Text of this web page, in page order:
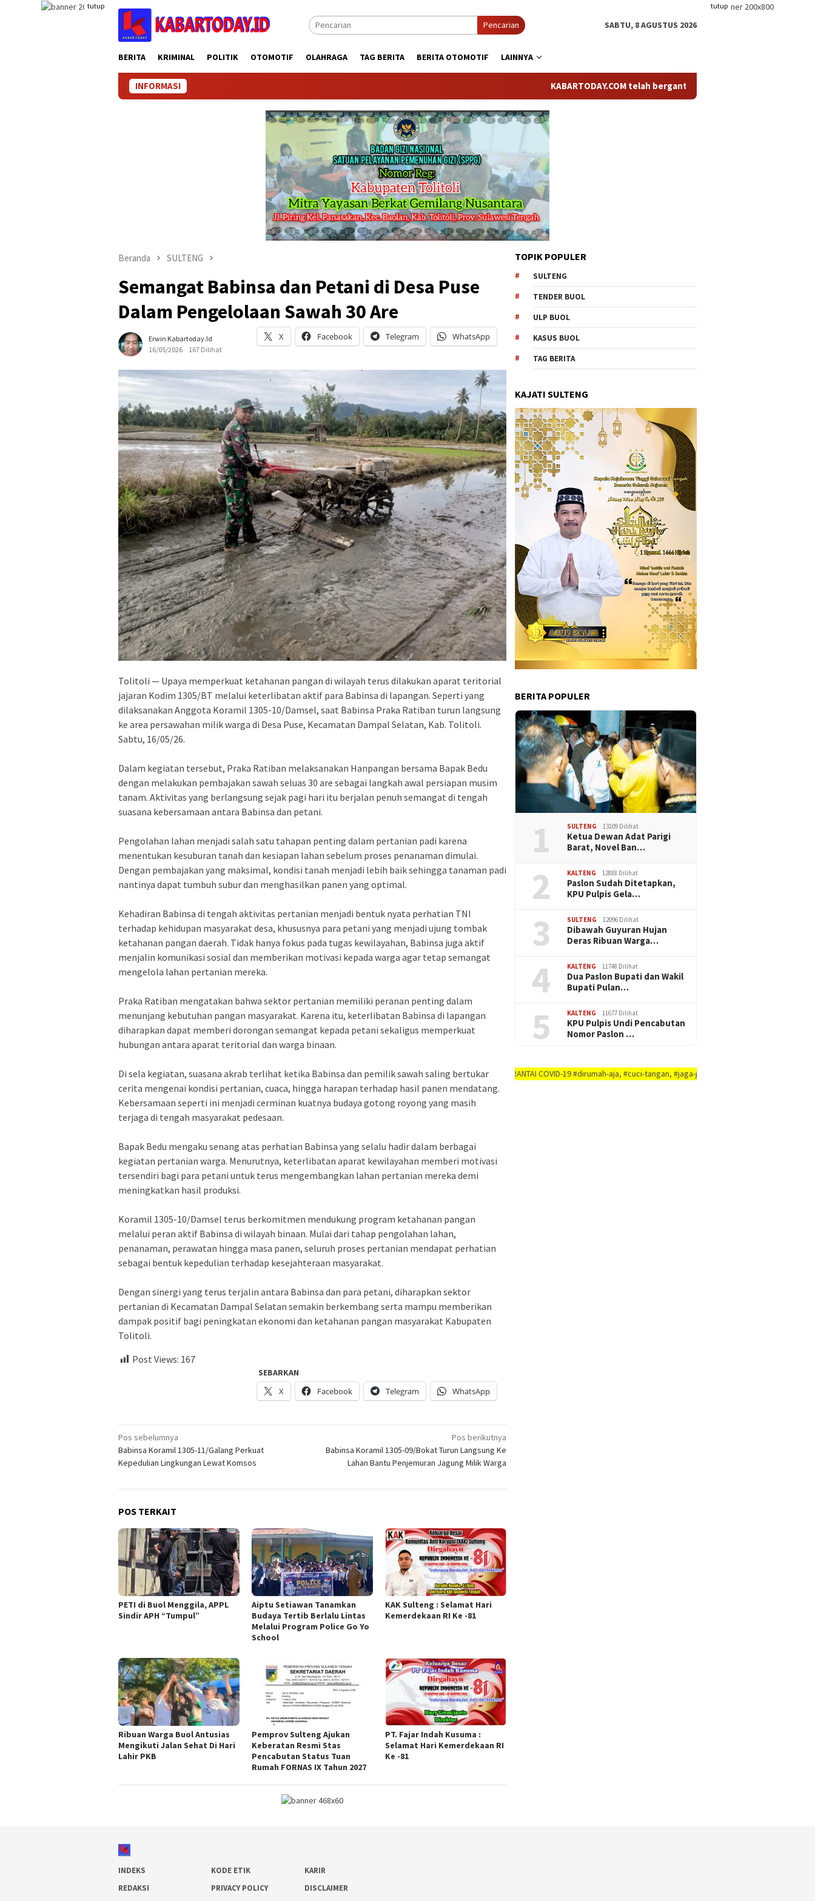
tutup tutup
Pencarian SABTU, 8 AGUSTUS 2026
BERITA KRIMINAL POLITIK OTOMOTIF OLAHRAGA TAG BERITA BERITA OTOMOTIF LAINNYA
INFORMASI KABARTODAY.COM telah berganti nama menjadi KABARTODAY.ID.
Beranda SULTENG
Semangat Babinsa dan Petani di Desa Puse
Dalam Pengelolaan Sawah 30 Are
Erwin Kabartoday.id
16/05/2026
167 Dilihat
X Facebook Telegram WhatsApp
Tolitoli — Upaya memperkuat ketahanan pangan di wilayah terus dilakukan aparat teritorial
jajaran Kodim 1305/BT melalui keterlibatan aktif para Babinsa di lapangan. Seperti yang
dilaksanakan Anggota Koramil 1305-10/Damsel, saat Babinsa Praka Ratiban turun langsung
ke area persawahan milik warga di Desa Puse, Kecamatan Dampal Selatan, Kab. Tolitoli.
Sabtu, 16/05/26.
Dalam kegiatan tersebut, Praka Ratiban melaksanakan Hanpangan bersama Bapak Bedu
dengan melakukan pembajakan sawah seluas 30 are sebagai langkah awal persiapan musim
tanam. Aktivitas yang berlangsung sejak pagi hari itu berjalan penuh semangat di tengah
suasana kebersamaan antara Babinsa dan petani.
Pengolahan lahan menjadi salah satu tahapan penting dalam pertanian padi karena
menentukan kesuburan tanah dan kesiapan lahan sebelum proses penanaman dimulai.
Dengan pembajakan yang maksimal, kondisi tanah menjadi lebih baik sehingga tanaman padi
nantinya dapat tumbuh subur dan menghasilkan panen yang optimal.
Kehadiran Babinsa di tengah aktivitas pertanian menjadi bentuk nyata perhatian TNI
terhadap kehidupan masyarakat desa, khususnya para petani yang menjadi ujung tombak
ketahanan pangan daerah. Tidak hanya fokus pada tugas kewilayahan, Babinsa juga aktif
menjalin komunikasi sosial dan memberikan motivasi kepada warga agar tetap semangat
mengelola lahan pertanian mereka.
Praka Ratiban mengatakan bahwa sektor pertanian memiliki peranan penting dalam
menunjang kebutuhan pangan masyarakat. Karena itu, keterlibatan Babinsa di lapangan
diharapkan dapat memberi dorongan semangat kepada petani sekaligus memperkuat
hubungan antara aparat teritorial dan warga binaan.
Di sela kegiatan, suasana akrab terlihat ketika Babinsa dan pemilik sawah saling bertukar
cerita mengenai kondisi pertanian, cuaca, hingga harapan terhadap hasil panen mendatang.
Kebersamaan seperti ini menjadi cerminan kuatnya budaya gotong royong yang masih
terjaga di tengah masyarakat pedesaan.
Bapak Bedu mengaku senang atas perhatian Babinsa yang selalu hadir dalam berbagai
kegiatan pertanian warga. Menurutnya, keterlibatan aparat kewilayahan memberi motivasi
tersendiri bagi para petani untuk terus mengembangkan lahan pertanian mereka demi
meningkatkan hasil produksi.
Koramil 1305-10/Damsel terus berkomitmen mendukung program ketahanan pangan
melalui peran aktif Babinsa di wilayah binaan. Mulai dari tahap pengolahan lahan,
penanaman, perawatan hingga masa panen, seluruh proses pertanian mendapat perhatian
sebagai bentuk kepedulian terhadap kesejahteraan masyarakat.
Dengan sinergi yang terus terjalin antara Babinsa dan para petani, diharapkan sektor
pertanian di Kecamatan Dampal Selatan semakin berkembang serta mampu memberikan
dampak positif bagi peningkatan ekonomi dan ketahanan pangan masyarakat Kabupaten
Tolitoli.
Post Views: 167
SEBARKAN
X
Facebook Telegram WhatsApp
Navigasi
pos
Pos sebelumnya
Babinsa Koramil 1305-11/Galang Perkuat
Kepedulian Lingkungan Lewat Komsos
Pos berikutnya
Babinsa Koramil 1305-09/Bokat Turun Langsung Ke
Lahan Bantu Penjemuran Jagung Milik Warga
POS TERKAIT
PETI di Buol Menggila, APPL
Sindir APH “Tumpul”
Aiptu Setiawan Tanamkan
Budaya Tertib Berlalu Lintas
Melalui Program Police Go Yo
School
KAK Sulteng : Selamat Hari
Kemerdekaan RI Ke -81
Ribuan Warga Buol Antusias
Mengikuti Jalan Sehat Di Hari
Lahir PKB
Pemprov Sulteng Ajukan
Keberatan Resmi Stas
Pencabutan Status Tuan
Rumah FORNAS IX Tahun 2027
PT. Fajar Indah Kusuma :
Selamat Hari Kemerdekaan RI
Ke -81
TOPIK POPULER
SULTENG
TENDER BUOL
ULP BUOL
KASUS BUOL
TAG BERITA
KAJATI SULTENG
BERITA POPULER
1 SULTENG 13109 Dilihat
Ketua Dewan Adat Parigi
Barat, Novel Ban…
2 KALTENG 12888 Dilihat
Paslon Sudah Ditetapkan,
KPU Pulpis Gela…
3 SULTENG 12096 Dilihat
Dibawah Guyuran Hujan
Deras Ribuan Warga…
4 KALTENG 11748 Dilihat
Dua Paslon Bupati dan Wakil
Bupati Pulan…
5 KALTENG 11677 Dilihat
KPU Pulpis Undi Pencabutan
Nomor Paslon …
AYO PUTUSKAN RANTAI COVID-19 #dirumah-aja, #cuci-tangan, #jaga-jarak, #jaga-imunitas-tubuh, #rajin-
INDEKS KODE ETIK
KARIR
REDAKSI
PRIVACY POLICY
DISCLAIMER